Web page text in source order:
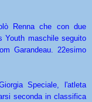
Renna che con due
maschile seguito
Garandeau. 22esimo
Speciale, l'atleta
seconda in classifica